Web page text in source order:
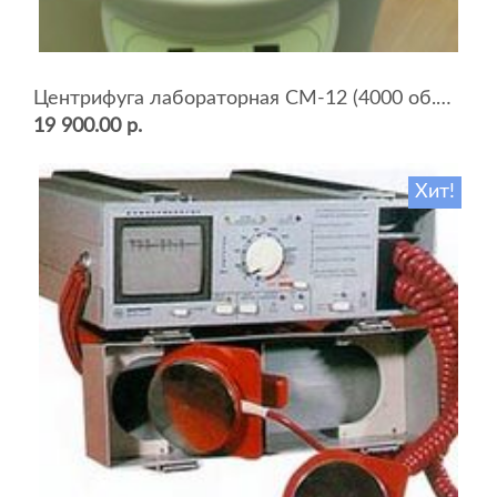
Центрифуга лабораторная СМ-12 (4000 об.мин, 12 пробирок)
19 900.00 р.
Хит!